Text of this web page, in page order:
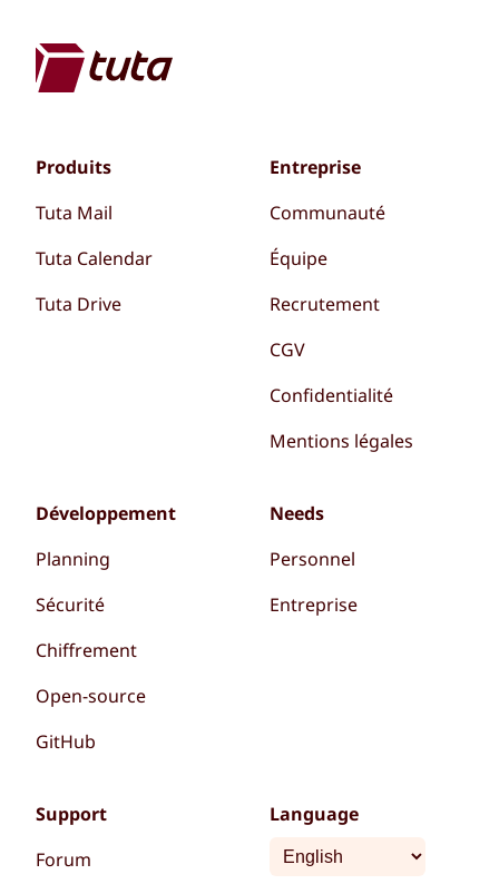
Produits
Tuta Mail
Tuta Calendar
Tuta Drive
Entreprise
Communauté
Équipe
Recrutement
CGV
Confidentialité
Mentions légales
Développement
Planning
Sécurité
Chiffrement
Open-source
GitHub
Needs
Personnel
Entreprise
Support
Forum
Language